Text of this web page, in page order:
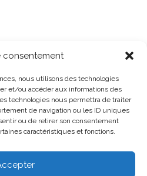
consentement
nous utilisons des technologies
et/ou accéder aux informations des
technologies nous permettra de traiter
de navigation ou les ID uniques
ou de retirer son consentement
caractéristiques et fonctions.